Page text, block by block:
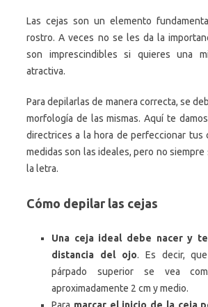
Las cejas son un elemento
rostro. A veces no se les da la
son imprescindibles si quieres una
atractiva.
Para depilarlas de manera correcta, se
morfología de las mismas. Aquí te
directrices a la hora de perfeccionar tus
medidas son las ideales, pero no
la letra.
Cómo depilar las cejas
Una ceja ideal debe nacer y
distancia del ojo. Es decir,
párpado superior se vea
aproximadamente 2 cm y medio.